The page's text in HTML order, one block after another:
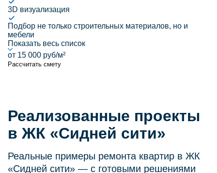
3D визуализация
Подбор не только строительных материалов, но и
мебели
Показать весь список
от 15 000 руб/м²
Рассчитать смету
Реализованные проекты
в ЖК «Сидней сити»
Реальные примеры ремонта квартир в ЖК
«Сидней сити» — с готовыми решениями